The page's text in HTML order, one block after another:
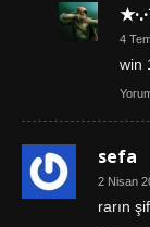
4
win
sefa
2 Nisan
rarın